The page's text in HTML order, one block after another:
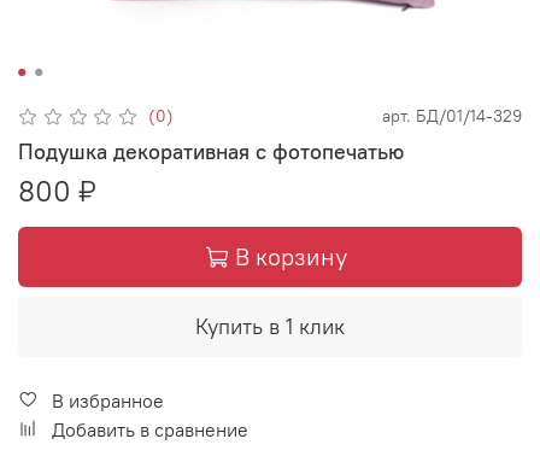
(0) арт. БД/01/14-329
Подушка декоративная с фотопечатью
800 ₽
В корзину
Купить в 1 клик
В избранное
Добавить в сравнение